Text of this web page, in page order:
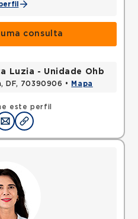
consulta
este perfil
Luzia - Unidade Ohb
DF, 70390906 • Mapa